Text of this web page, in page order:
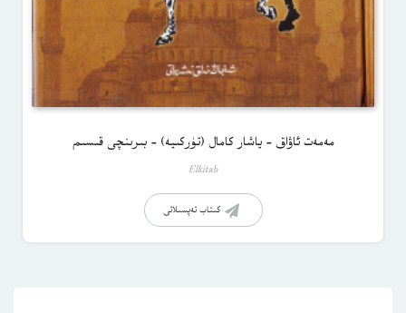
مەمەت ئاۋاق – ياشار كامال (تۈركىيە) – بىرىنچى قىسىم
Elkitab
كىتاب تەپسىلاتى